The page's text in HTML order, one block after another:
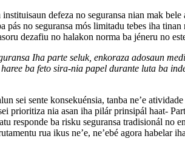
defeza no seguransa nian mak
pás no seguransa mós limitadu tebes iha
dezafiu no halakon norma ba jéneru no
Iha parte seluk, enkoraza adosaun
ba feto sira-nia papel durante luta ba
sei sente konsekuénsia, tanba ne’e
prioritiza nia asan iha pilár prinsipál haat-
responde ba risku seguransa tradisionál
rua ikus ne’e, ne’ebé agora habelar